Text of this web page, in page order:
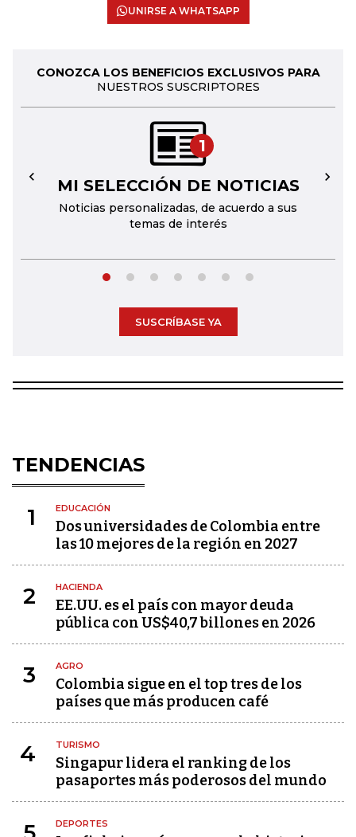
UNIRSE A WHATSAPP
CONOZCA LOS BENEFICIOS EXCLUSIVOS PARA
NUESTROS SUSCRIPTORES
1
MI SELECCIÓN DE NOTICIAS
Noticias personalizadas, de acuerdo a sus
temas de interés
← →
SUSCRÍBASE YA
TENDENCIAS
1 EDUCACIÓN
Dos universidades de Colombia entre
las 10 mejores de la región en 2027
2 HACIENDA
EE.UU. es el país con mayor deuda
pública con US$40,7 billones en 2026
3 AGRO
Colombia sigue en el top tres de los
países que más producen café
4 TURISMO
Singapur lidera el ranking de los
pasaportes más poderosos del mundo
DEPORTES